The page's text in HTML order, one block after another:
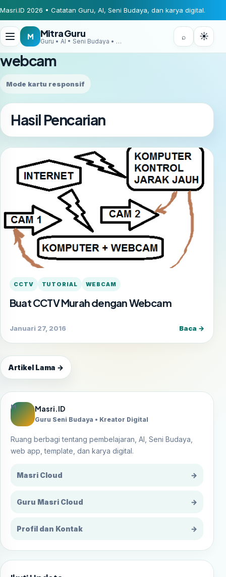
Masri.ID 2026 • Catatan Guru, AI, Seni Budaya, dan karya digital.
M Mitra Guru
Guru • AI • Seni Budaya • Digital Creator
⌕ ☀
webcam
Mode kartu responsif
Hasil Pencarian
CCTV TUTORIAL WEBCAM
Buat CCTV Murah dengan Webcam
Januari 27, 2016 Baca →
Artikel Lama →
M Masri.ID
Guru Seni Budaya • Kreator Digital
Ruang berbagi tentang pembelajaran, AI, Seni Budaya,
web app, template, dan karya digital.
Masri Cloud →
Guru Masri Cloud →
Profil dan Kontak →